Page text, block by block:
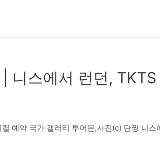
니스에서 런던,
예약 국가 갤러리 투어문,사진(c) 단짱 니